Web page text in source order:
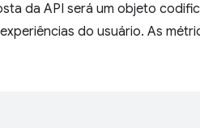
da API será um objeto
do usuário. As